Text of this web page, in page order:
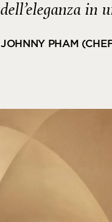
dell’eleganza in
JOHNNY PHAM